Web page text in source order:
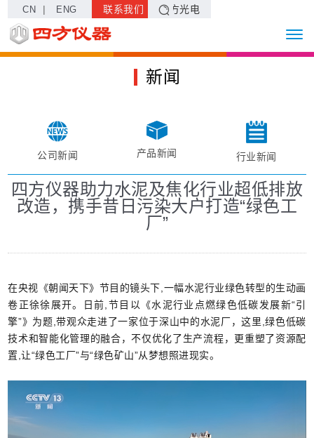
CN | ENG 联系我们 四方光电
新闻
公司新闻 产品新闻 行业新闻
四方仪器助力水泥及焦化行业超低排放
改造，携手昔日污染大户打造“绿色工
厂”
在央视《朝闻天下》节目的镜头下,一幅水泥行业绿色转型的生动画
卷正徐徐展开。日前,节目以《水泥行业点燃绿色低碳发展新“引
擎”》为题,带观众走进了一家位于深山中的水泥厂，这里,绿色低碳
技术和智能化管理的融合，不仅优化了生产流程，更重塑了资源配
置,让“绿色工厂”与“绿色矿山”从梦想照进现实。